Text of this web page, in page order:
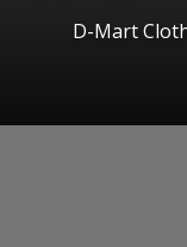
D-Mart